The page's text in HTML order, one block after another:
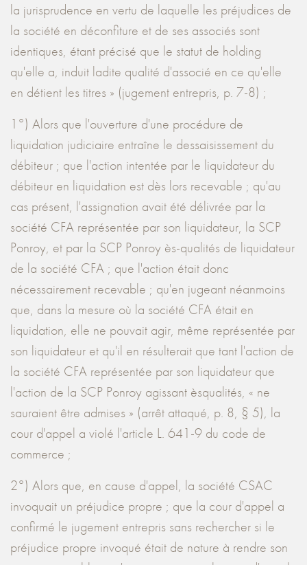
la jurisprudence en vertu de laquelle les préjudices de
la société en déconfiture et de ses associés sont
identiques, étant précisé que le statut de holding
qu'elle a, induit ladite qualité d'associé en ce qu'elle
en détient les titres » (jugement entrepris, p. 7-8) ;
1°) Alors que l'ouverture d'une procédure de
liquidation judiciaire entraîne le dessaisissement du
débiteur ; que l'action intentée par le liquidateur du
débiteur en liquidation est dès lors recevable ; qu'au
cas présent, l'assignation avait été délivrée par la
société CFA représentée par son liquidateur, la SCP
Ponroy, et par la SCP Ponroy ès-qualités de liquidateur
de la société CFA ; que l'action était donc
nécessairement recevable ; qu'en jugeant néanmoins
que, dans la mesure où la société CFA était en
liquidation, elle ne pouvait agir, même représentée par
son liquidateur et qu'il en résulterait que tant l'action de
la société CFA représentée par son liquidateur que
l'action de la SCP Ponroy agissant èsqualités, « ne
sauraient être admises » (arrêt attaqué, p. 8, § 5), la
cour d'appel a violé l'article L. 641-9 du code de
commerce ;
2°) Alors que, en cause d'appel, la société CSAC
invoquait un préjudice propre ; que la cour d'appel a
confirmé le jugement entrepris sans rechercher si le
préjudice propre invoqué était de nature à rendre son